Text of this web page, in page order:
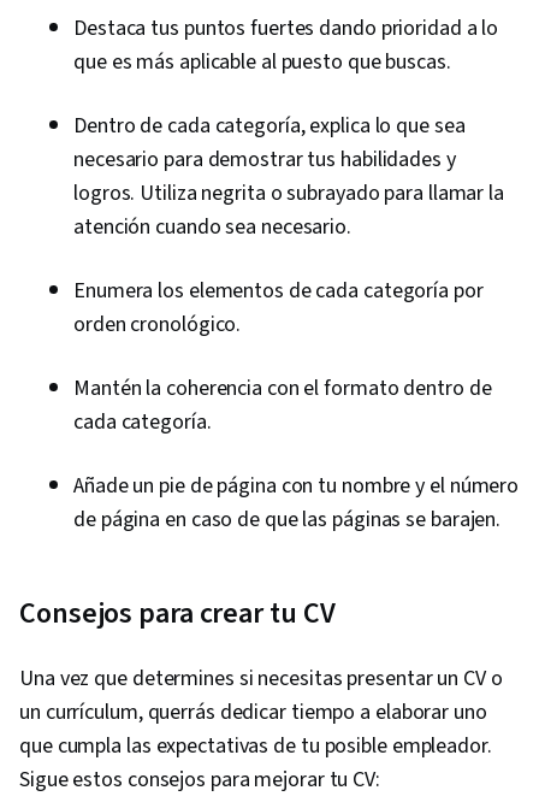
Destaca tus puntos fuertes dando prioridad a lo
que es más aplicable al puesto que buscas.
Dentro de cada categoría, explica lo que sea
necesario para demostrar tus habilidades y
logros. Utiliza negrita o subrayado para llamar la
atención cuando sea necesario.
Enumera los elementos de cada categoría por
orden cronológico.
Mantén la coherencia con el formato dentro de
cada categoría.
Añade un pie de página con tu nombre y el número
de página en caso de que las páginas se barajen.
Consejos para crear tu CV
Una vez que determines si necesitas presentar un CV o
un currículum, querrás dedicar tiempo a elaborar uno
que cumpla las expectativas de tu posible empleador.
Sigue estos consejos para mejorar tu CV: